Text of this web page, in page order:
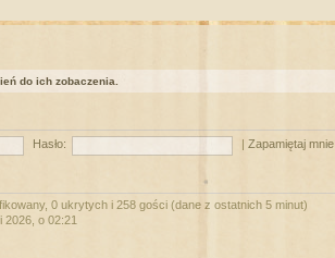
do ich zobaczenia.
Hasło: Zapamiętaj mnie
0 ukrytych i 258 gości (dane z ostatnich 5 minut)
2026, o 02:21